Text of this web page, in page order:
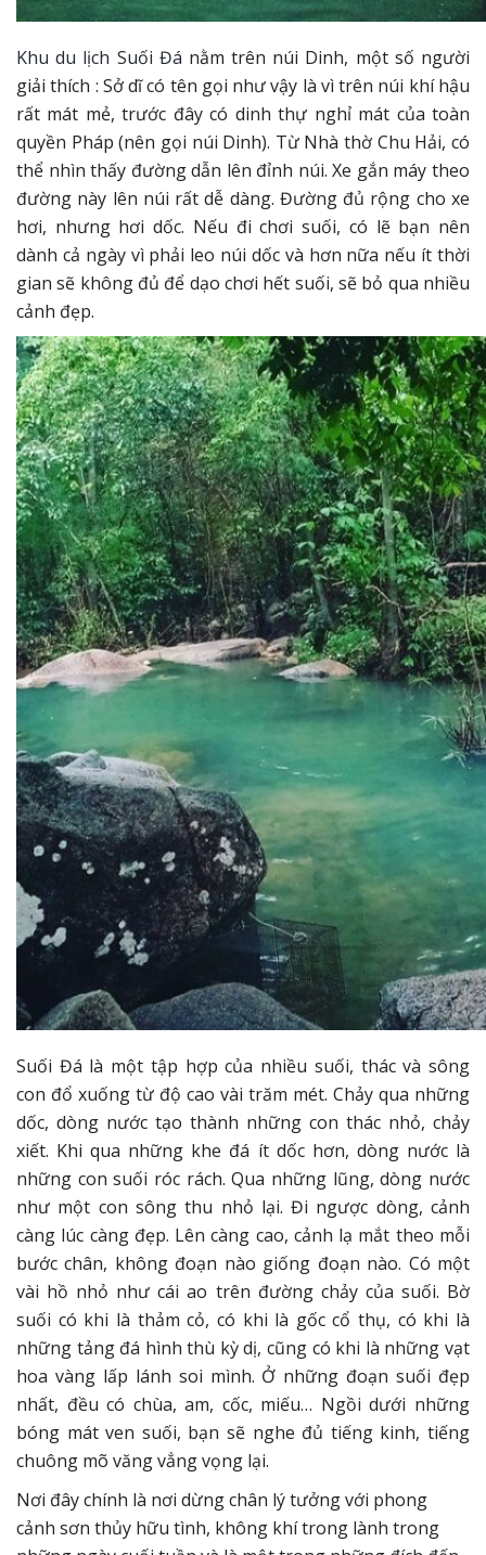
Khu du lịch Suối Đá nằm trên núi Dinh, một số người
giải thích : Sở dĩ có tên gọi như vậy là vì trên núi khí hậu
rất mát mẻ, trước đây có dinh thự nghỉ mát của toàn
quyền Pháp (nên gọi núi Dinh). Từ Nhà thờ Chu Hải, có
thể nhìn thấy đường dẫn lên đỉnh núi. Xe gắn máy theo
đường này lên núi rất dễ dàng. Đường đủ rộng cho xe
hơi, nhưng hơi dốc. Nếu đi chơi suối, có lẽ bạn nên
dành cả ngày vì phải leo núi dốc và hơn nữa nếu ít thời
gian sẽ không đủ để dạo chơi hết suối, sẽ bỏ qua nhiều
cảnh đẹp.
Suối Đá là một tập hợp của nhiều suối, thác và sông
con đổ xuống từ độ cao vài trăm mét. Chảy qua những
dốc, dòng nước tạo thành những con thác nhỏ, chảy
xiết. Khi qua những khe đá ít dốc hơn, dòng nước là
những con suối róc rách. Qua những lũng, dòng nước
như một con sông thu nhỏ lại. Đi ngược dòng, cảnh
càng lúc càng đẹp. Lên càng cao, cảnh lạ mắt theo mỗi
bước chân, không đoạn nào giống đoạn nào. Có một
vài hồ nhỏ như cái ao trên đường chảy của suối. Bờ
suối có khi là thảm cỏ, có khi là gốc cổ thụ, có khi là
những tảng đá hình thù kỳ dị, cũng có khi là những vạt
hoa vàng lấp lánh soi mình. Ở những đoạn suối đẹp
nhất, đều có chùa, am, cốc, miếu… Ngồi dưới những
bóng mát ven suối, bạn sẽ nghe đủ tiếng kinh, tiếng
chuông mõ văng vẳng vọng lại.
Nơi đây chính là nơi dừng chân lý tưởng với phong
cảnh sơn thủy hữu tình, không khí trong lành trong